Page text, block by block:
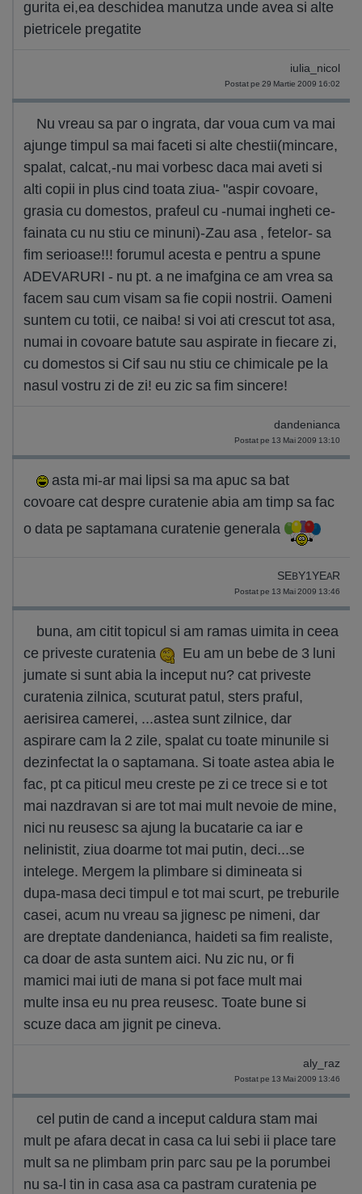
gurita ei,ea deschidea manutza unde avea si alte
pietricele pregatite
iulia_nicol
Postat pe 29 Martie 2009 16:02
Nu vreau sa par o ingrata, dar voua cum va mai
ajunge timpul sa mai faceti si alte chestii(mincare,
spalat, calcat,-nu mai vorbesc daca mai aveti si
alti copii in plus cind toata ziua- "aspir covoare,
grasia cu domestos, prafeul cu -numai ingheti ce-
fainata cu nu stiu ce minuni)-Zau asa , fetelor- sa
fim serioase!!! forumul acesta e pentru a spune
ADEVARURI - nu pt. a ne imafgina ce am vrea sa
facem sau cum visam sa fie copii nostrii. Oameni
suntem cu totii, ce naiba! si voi ati crescut tot asa,
numai in covoare batute sau aspirate in fiecare zi,
cu domestos si Cif sau nu stiu ce chimicale pe la
nasul vostru zi de zi! eu zic sa fim sincere!
dandenianca
Postat pe 13 Mai 2009 13:10
asta mi-ar mai lipsi sa ma apuc sa bat
covoare cat despre curatenie abia am timp sa fac
o data pe saptamana curatenie generala
SEBY1YEAR
Postat pe 13 Mai 2009 13:46
buna, am citit topicul si am ramas uimita in ceea
ce priveste curatenia
Eu am un bebe de 3 luni
jumate si sunt abia la inceput nu? cat priveste
curatenia zilnica, scuturat patul, sters praful,
aerisirea camerei, ...astea sunt zilnice, dar
aspirare cam la 2 zile, spalat cu toate minunile si
dezinfectat la o saptamana. Si toate astea abia le
fac, pt ca piticul meu creste pe zi ce trece si e tot
mai nazdravan si are tot mai mult nevoie de mine,
nici nu reusesc sa ajung la bucatarie ca iar e
nelinistit, ziua doarme tot mai putin, deci...se
intelege. Mergem la plimbare si dimineata si
dupa-masa deci timpul e tot mai scurt, pe treburile
casei, acum nu vreau sa jignesc pe nimeni, dar
are dreptate dandenianca, haideti sa fim realiste,
ca doar de asta suntem aici. Nu zic nu, or fi
mamici mai iuti de mana si pot face mult mai
multe insa eu nu prea reusesc. Toate bune si
scuze daca am jignit pe cineva.
aly_raz
Postat pe 13 Mai 2009 13:46
cel putin de cand a inceput caldura stam mai
mult pe afara decat in casa ca lui sebi ii place tare
mult sa ne plimbam prin parc sau pe la porumbei
nu sa-l tin in casa asa ca pastram curatenia pe